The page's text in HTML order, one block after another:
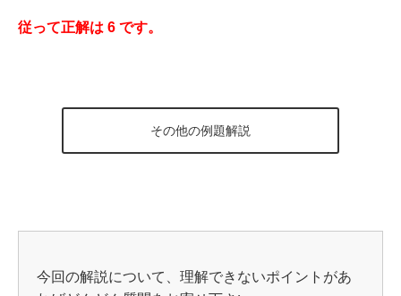
従って正解は 6 です。
その他の例題解説
今回の解説について、理解できないポイントがあ